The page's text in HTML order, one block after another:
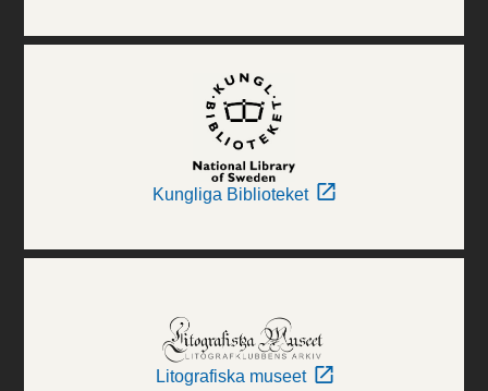
Kungliga Biblioteket
Litografiska museet